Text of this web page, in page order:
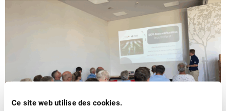
Ce site web utilise des cookies.